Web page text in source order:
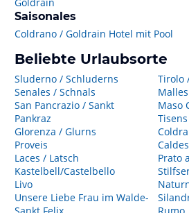
Saisonales
Coldrano / Goldrain Hotel mit Pool
Beliebte Urlaubsorte
Sluderno / Schluderns
Senales / Schnals
San Pancrazio / Sankt
Pankraz
Glorenza / Glurns
Proveis
Laces / Latsch
Kastelbell/Castelbello
Livo
Unsere Liebe Frau im Walde-
Tirolo
Maso
Tisens
Caldes
Prato